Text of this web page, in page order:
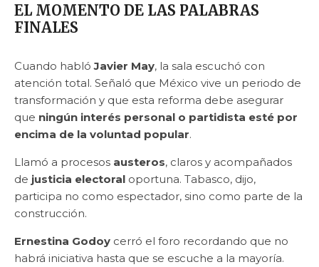
EL MOMENTO DE LAS PALABRAS
FINALES
Cuando hablóJavier May, la sala escuchó con
atención total. Señaló que México vive un periodo de
transformación y que esta reforma debe asegurar
que ningún interés personal o partidista esté por
encima de la voluntad popular.
Llamó a procesos austeros, claros y acompañados
de justicia electoral oportuna. Tabasco, dijo,
participa no como espectador, sino como parte de la
construcción.
Ernestina Godoy cerró el foro recordando que no
habrá iniciativa hasta que se escuche a la mayoría.